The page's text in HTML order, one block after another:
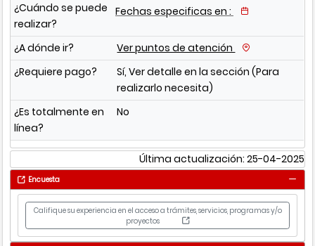
¿Cuándo se puede
realizar?
Fechas especificas en :
¿A dónde ir?
Ver puntos de atención
¿Requiere pago?
Sí, Ver detalle en la sección (Para
realizarlo necesita)
¿Es totalmente en
línea?
No
Última actualización: 25-04-2025
Encuesta
Califique su experiencia en el acceso a trámites, servicios, programas y/o
proyectos